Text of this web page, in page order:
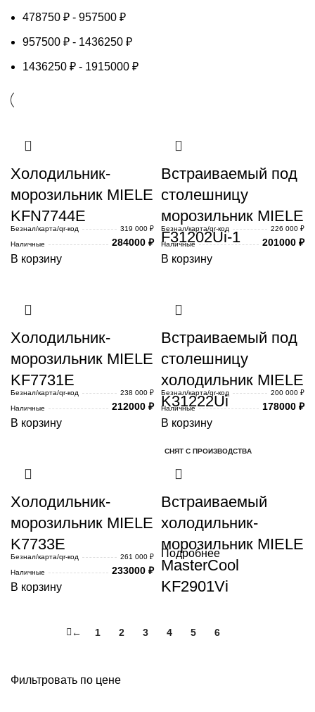
Фильтровать по цене
478750 ₽ - 957500 ₽
957500 ₽ - 1436250 ₽
1436250 ₽ - 1915000 ₽
Холодильник-
морозильник MIELE
KFN7744E
Безнал/карта/qr-код
319 000 ₽
Наличные
284000 ₽
В корзину
Встраиваемый под
столешницу
морозильник MIELE
F31202Ui-1
Безнал/карта/qr-код
226 000 ₽
Наличные
201000 ₽
В корзину
Холодильник-
морозильник MIELE
KF7731E
Безнал/карта/qr-код
238 000 ₽
Наличные
212000 ₽
В корзину
Встраиваемый под
столешницу
холодильник MIELE
K31222Ui
Безнал/карта/qr-код
200 000 ₽
Наличные
178000 ₽
В корзину
Холодильник-
морозильник MIELE
K7733E
Безнал/карта/qr-код
261 000 ₽
Наличные
233000 ₽
В корзину
СНЯТ С ПРОИЗВОДСТВА
Встраиваемый
холодильник-
морозильник MIELE
MasterCool
KF2901Vi
Подробнее
← 1 2 3 4 5 6